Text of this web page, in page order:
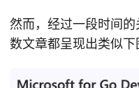
然而，经过一段时间
数文章都呈现出类似下